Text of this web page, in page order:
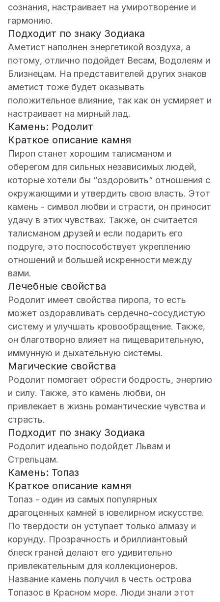
сознания, настраивает на умиротворение и
гармонию.
Подходит по знаку Зодиака
Аметист наполнен энергетикой воздуха, а
потому, отлично подойдет Весам, Водолеям и
Близнецам. На представителей других знаков
аметист тоже будет оказывать
положительное влияние, так как он усмиряет и
настраивает на мирный лад.
Камень: Родолит
Краткое описание камня
Пироп станет хорошим талисманом и
оберегом для сильных независимых людей,
которые хотели бы “оздоровить“ отношения с
окружающими и утвердить свою власть. Этот
камень - символ любви и страсти, он приносит
удачу в этих чувствах. Также, он считается
талисманом друзей и если подарить его
подруге, это поспособствует укреплению
отношений и большей искренности между
вами.
Лечебные свойства
Родолит имеет свойства пиропа, то есть
может оздоравливать сердечно-сосудистую
систему и улучшать кровообращение. Также,
он благотворно влияет на пищеварительную,
иммунную и дыхательную системы.
Магические свойства
Родолит помогает обрести бодрость, энергию
и силу. Также, это камень любви, он
привлекает в жизнь романтические чувства и
страсть.
Подходит по знаку Зодиака
Родолит идеально подойдет Львам и
Стрельцам.
Камень: Топаз
Краткое описание камня
Топаз - один из самых популярных
драгоценных камней в ювелирном искусстве.
По твердости он уступает только алмазу и
корунду. Прозрачность и бриллиантовый
блеск граней делают его удивительно
привлекательным для коллекционеров.
Название камень получил в честь острова
Топазос в Красном море. Люди знали этот